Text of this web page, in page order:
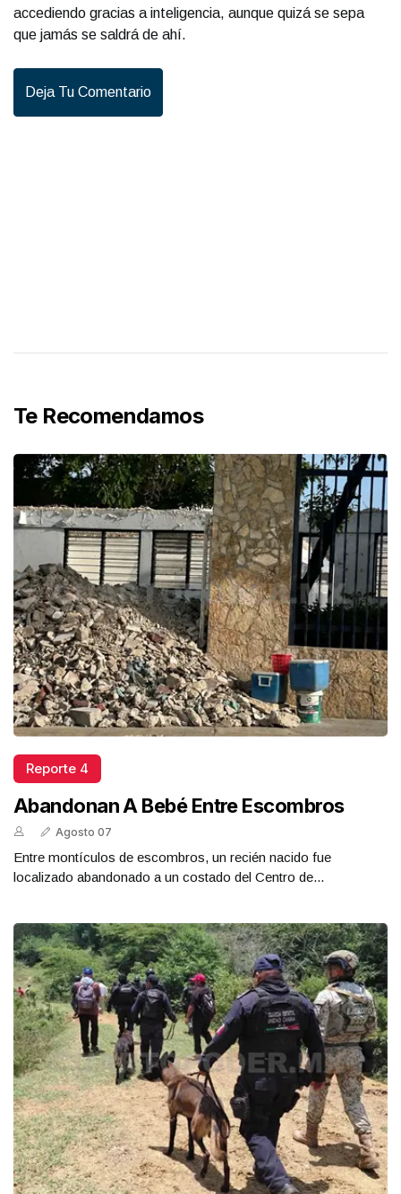
accediendo gracias a inteligencia, aunque quizá se sepa
que jamás se saldrá de ahí.
Deja Tu Comentario
Te Recomendamos
Reporte 4
Abandonan A Bebé Entre Escombros
Agosto 07
Entre montículos de escombros, un recién nacido fue
localizado abandonado a un costado del Centro de...